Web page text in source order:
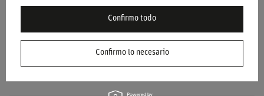
Marca Sparco
Confirmo lo necesario
Confirmo todo